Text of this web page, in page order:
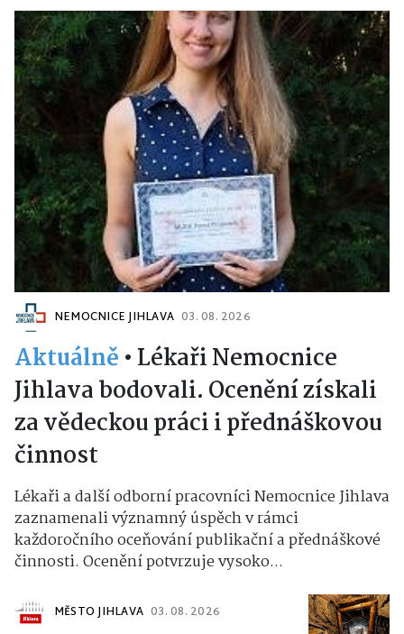
NEMOCNICE JIHLAVA 03. 08. 2026
Aktuálně • Lékaři Nemocnice
Jihlava bodovali. Ocenění získali
za vědeckou práci i přednáškovou
činnost
Lékaři a další odborní pracovníci Nemocnice Jihlava
zaznamenali významný úspěch v rámci
každoročního oceňování publikační a přednáškové
činnosti. Ocenění potvrzuje vysoko...
MĚSTO JIHLAVA 03. 08. 2026